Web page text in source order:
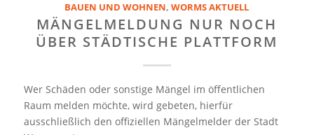
BAUEN UND WOHNEN,WORMS AKTUELL
MÄNGELMELDUNG NUR NOCH
ÜBER STÄDTISCHE PLATTFORM
Wer Schäden oder sonstige Mängel im öffentlichen
Raum melden möchte, wird gebeten, hierfür
ausschließlich den offiziellen Mängelmelder der Stadt